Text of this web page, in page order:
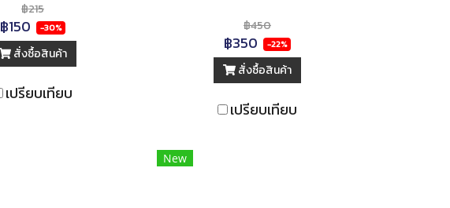
฿215
฿150 -30%
สั่งซื้อสินค้า
เปรียบเทียบ
฿450
฿350 -22%
สั่งซื้อสินค้า
เปรียบเทียบ
New